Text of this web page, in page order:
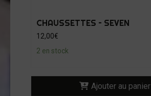
CHAUSSETTES – SEVEN
12,00€
2 en stock
Ajouter au panier